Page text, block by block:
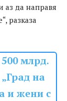
аз да направя
разказа
млрд.
на
и жени с